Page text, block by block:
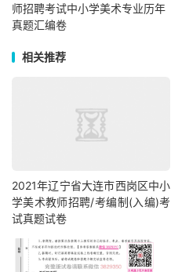
师招聘考试中小学美术专业历年
真题汇编卷
相关推荐
2021年辽宁省大连市西岗区中小
学美术教师招聘/考编制(入编)考
试真题试卷